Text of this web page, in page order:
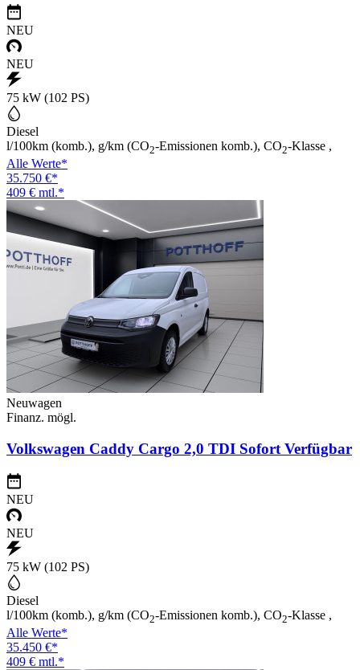
NEU
NEU
75 kW (102 PS)
Diesel
l/100km (komb.), g/km (CO2-Emissionen komb.), CO2-Klasse ,
Alle Werte*
35.750 €*
409 € mtl.*
Neuwagen
Finanz. mögl.
Volkswagen Caddy Cargo 2,0 TDI Sofort Verfügbar
NEU
NEU
75 kW (102 PS)
Diesel
l/100km (komb.), g/km (CO2-Emissionen komb.), CO2-Klasse ,
Alle Werte*
35.450 €*
409 € mtl.*